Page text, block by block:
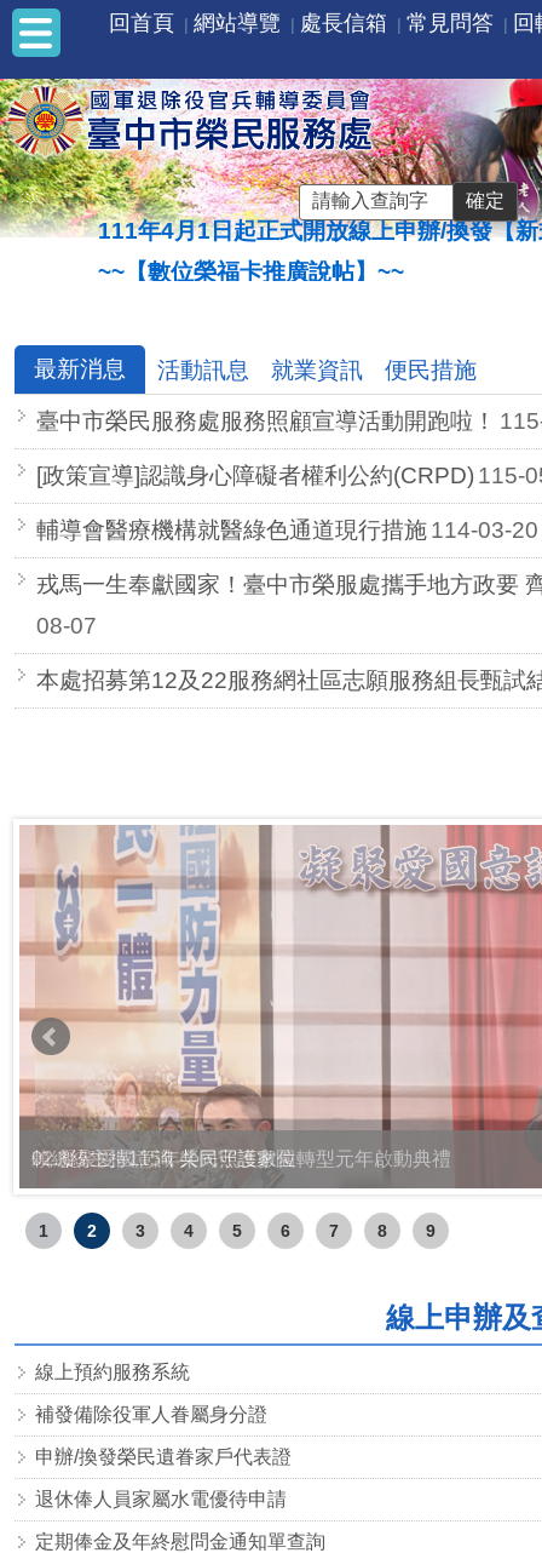
回首頁 網站導覽 處長信箱 常見問答 回
:::
111年4月1日起正式開放線上申辦/換發【新式
~~【數位榮福卡推廣說帖】~~
最新消息 活動訊息 就業資訊
便民措施
臺中市榮民服務處服務照顧宣導活動開跑啦！
[政策宣導]認識身心障礙者權利公約(CRPD) 115-
輔導會醫療機構就醫綠色通道現行措施114-03-20
戎馬一生奉獻國家！臺中市榮服處攜手地方政要
08-07
本處招募第12及22服務網社區志願服務組長甄試
02.凝聚愛國意識 共同守護家園
1 2 3 4 5 6 7 8 9
線上申辦及
線上預約服務系統
補發備除役軍人眷屬身分證
申辦/換發榮民遺眷家戶代表證
退休俸人員家屬水電優待申請
定期俸金及年終慰問金通知單查詢